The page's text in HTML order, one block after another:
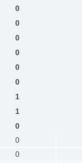
0
0
0
0
0
0
1
1
0
0
0